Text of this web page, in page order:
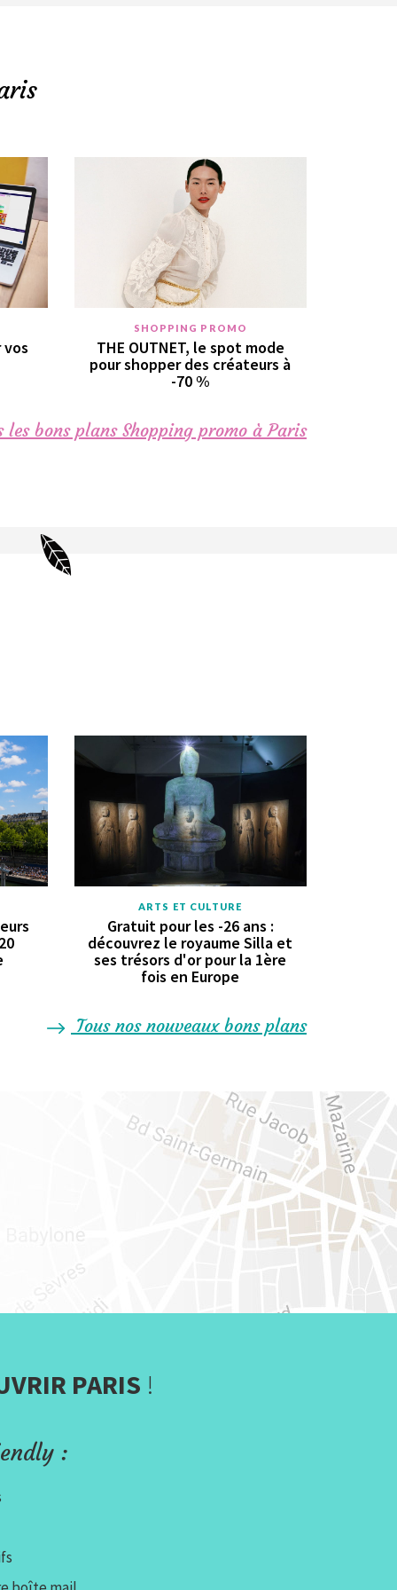
vos
SHOPPING PROMO
THE OUTNET, le spot mode
pour shopper des créateurs à
-70 %
les bons plans Shopping promo à Paris
ARTS ET CULTURE
Gratuit pour les -26 ans :
découvrez le royaume Silla et
ses trésors d'or pour la 1ère
fois en Europe
Tous nos nouveaux bons plans
PARIS !
: